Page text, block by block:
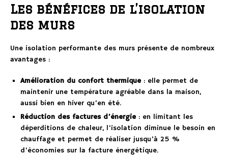
Les bénéfices de l’isolation
des murs
Une isolation performante des murs présente de nombreux
avantages :
Amélioration du confort thermique: elle permet de
maintenir une température agréable dans la maison,
aussi bien en hiver qu’en été.
Réduction des factures d’énergie: en limitant les
déperditions de chaleur, l’isolation diminue le besoin en
chauffage et permet de réaliser jusqu’à 25 %
d’économies sur la facture énergétique.